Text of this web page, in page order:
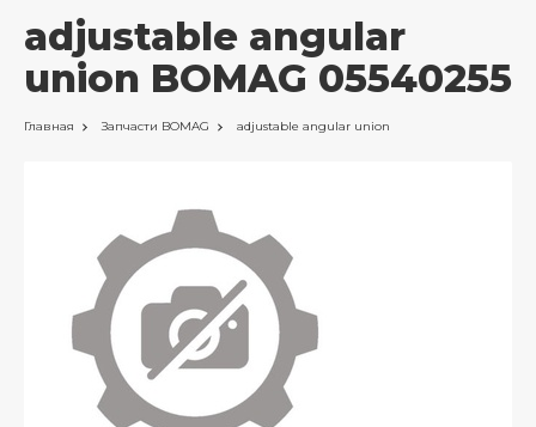
adjustable angular
union BOMAG 05540255
Главная Запчасти BOMAG adjustable angular union